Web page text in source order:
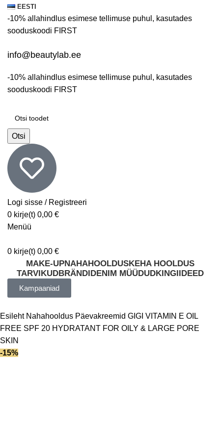
EESTI
-10% allahindlus esimese tellimuse puhul, kasutades
sooduskoodi FIRST
info@beautylab.ee
-10% allahindlus esimese tellimuse puhul, kasutades
sooduskoodi FIRST
Otsi
Logi sisse / Registreeri
0 kirje(t) 0,00 €
Menüü
0 kirje(t) 0,00 €
MAKE-UPNAHAHOOLDUSKEHA HOOLDUS
TARVIKUDBRÄNDIDENIM MÜÜDUDKINGIIDEED
Kampaaniad
Esileht Nahahooldus PäevakreemidGIGI VITAMIN E OIL
FREE SPF 20 HYDRATANT FOR OILY & LARGE PORE
SKIN
-15%